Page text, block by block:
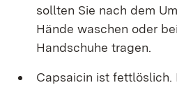
sollten Sie nach dem
Hände waschen oder
Handschuhe tragen.
Capsaicin ist fettlöslich.